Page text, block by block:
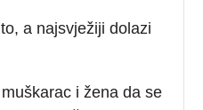
a najsvježiji dolazi
i žena da se